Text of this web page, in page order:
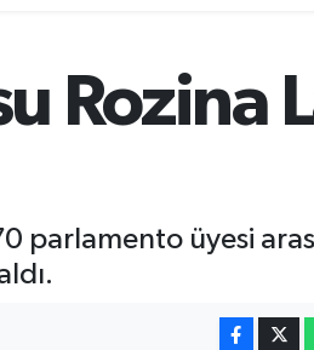
Rozina
parlamento üyesi